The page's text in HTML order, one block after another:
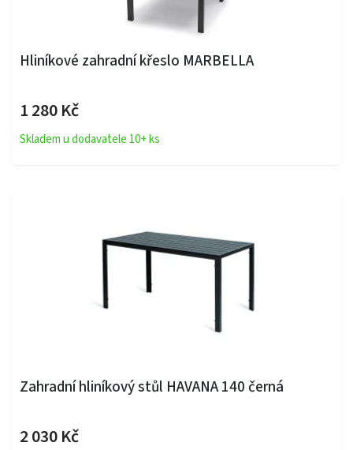
Hliníkové zahradní křeslo MARBELLA
1 280 Kč
Skladem u dodavatele 10+ ks
Zahradní hliníkový stůl HAVANA 140 černá
2 030 Kč